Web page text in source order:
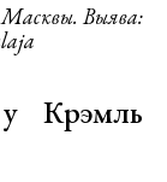
Масквы. Выява:
у Крэмль